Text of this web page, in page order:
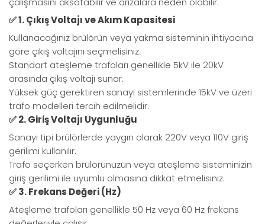
✅ 1. Çıkış Voltajı ve Akım Kapasitesi
Kullanacağınız brülörün veya yakma sisteminin ihtiyacına
göre çıkış voltajını seçmelisiniz.
Standart ateşleme trafoları genellikle 5kV ile 20kV
arasında çıkış voltajı sunar.
Yüksek güç gerektiren sanayi sistemlerinde 15kV ve üzeri
trafo modelleri tercih edilmelidir.
✅ 2. Giriş Voltajı Uygunluğu
Sanayi tipi brülörlerde yaygın olarak 220V veya 110V giriş
gerilimi kullanılır.
Trafo seçerken brülörünüzün veya ateşleme sisteminizin
giriş gerilimi ile uyumlu olmasına dikkat etmelisiniz.
✅ 3. Frekans Değeri (Hz)
Ateşleme trafoları genellikle 50 Hz veya 60 Hz frekans